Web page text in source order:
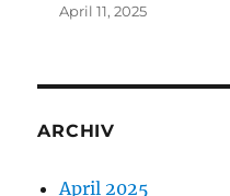
April 11, 2025
ARCHIV
April 2025